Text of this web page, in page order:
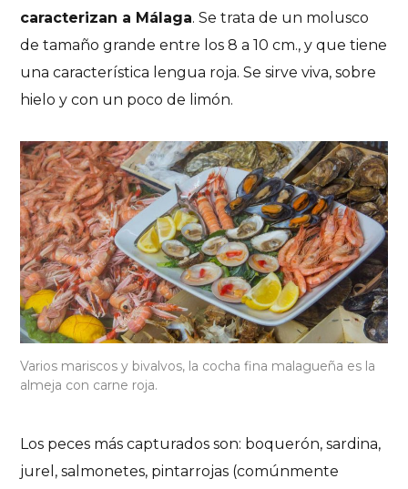
caracterizan a Málaga. Se trata de un molusco
de tamaño grande entre los 8 a 10 cm., y que tiene
una característica lengua roja. Se sirve viva, sobre
hielo y con un poco de limón.
Varios mariscos y bivalvos, la cocha fina malagueña es la
almeja con carne roja.
Los peces más capturados son: boquerón, sardina,
jurel, salmonetes, pintarrojas (comúnmente